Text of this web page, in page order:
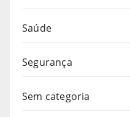
Saúde
Segurança
Sem categoria